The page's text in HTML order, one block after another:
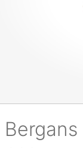
Bergans